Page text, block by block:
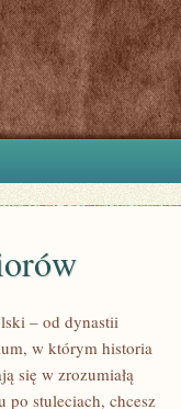
– od dynastii
w którym historia
się w zrozumiałą
po stuleciach, chcesz